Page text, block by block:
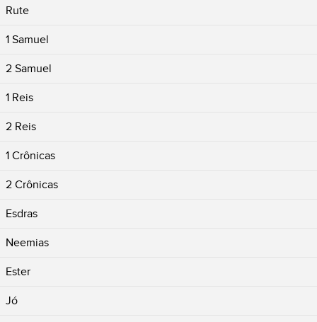
Rute
1 Samuel
2 Samuel
1 Reis
2 Reis
1 Crônicas
2 Crônicas
Esdras
Neemias
Ester
Jó